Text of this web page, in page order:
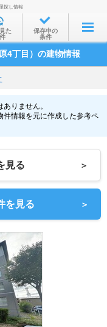
ら
ら
間から
ら
から
探し情報
た
保存中の
条件
4丁目）の建物情報
りません。
件情報を元に作成した参考ペ
見る ＞
を見る ＞